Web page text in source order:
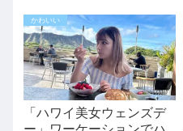
インタビューさせていただきま
した。Ayaさんには、2020年に
もインタビューさせていただい
ており、2回目のインタビュー
になり...
かわいい
「ハワイ美女ウェンズデ